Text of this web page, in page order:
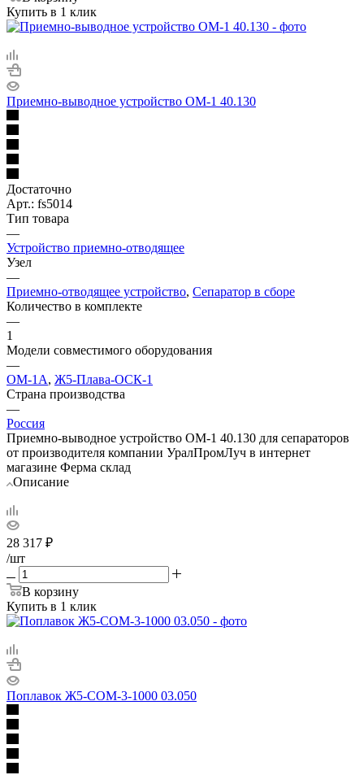
Купить в 1 клик
Приемно-выводное устройство ОМ-1 40.130
Достаточно
Арт.: fs5014
Тип товара
—
Устройство приемно-отводящее
Узел
—
Приемно-отводящее устройство, Сепаратор в сборе
Количество в комплекте
—
1
Модели совместимого оборудования
—
ОМ-1А, Ж5-Плава-ОСК-1
Страна производства
—
Россия
Приемно-выводное устройство ОМ-1 40.130 для сепараторов
от производителя компании УралПромЛуч в интернет
магазине Ферма склад
Описание
28 317 ₽
/шт
В корзину
Купить в 1 клик
Поплавок Ж5-СОМ-3-1000 03.050